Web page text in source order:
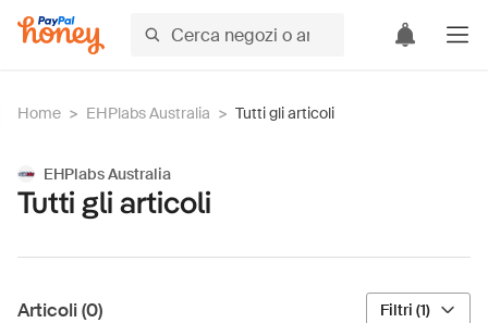
Home > EHPlabs Australia > Tutti gli articoli
EHPlabs Australia
Tutti gli articoli
Articoli (0) Filtri (1)